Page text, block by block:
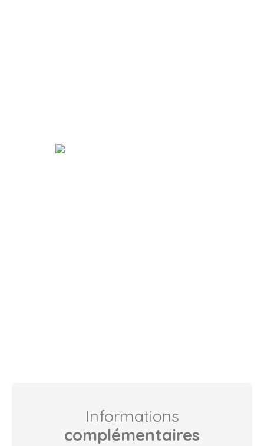
Informations
complémentaires